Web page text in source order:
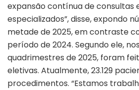
expansão contínua de consultas
especializados”, disse, expondo
metade de 2025, em contraste
período de 2024. Segundo ele,
quadrimestres de 2025, foram
eletivas. Atualmente, 23.129
procedimentos. “Estamos